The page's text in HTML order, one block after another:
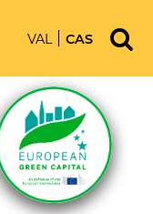
VAL CAS